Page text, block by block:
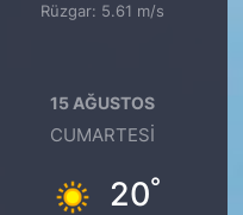
Rüzgar: 5.61 m/s
15 AĞUSTOS
CUMARTESI
20°